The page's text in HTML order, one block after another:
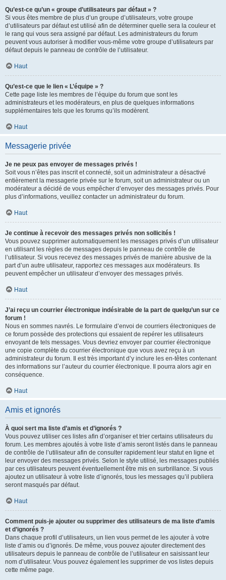
Qu’est-ce qu’un « groupe d’utilisateurs par défaut » ?
Si vous êtes membre de plus d’un groupe d’utilisateurs, votre groupe
d’utilisateurs par défaut est utilisé afin de déterminer quelle sera la couleur et
le rang qui vous sera assigné par défaut. Les administrateurs du forum
peuvent vous autoriser à modifier vous-même votre groupe d’utilisateurs par
défaut depuis le panneau de contrôle de l’utilisateur.
Haut
Qu’est-ce que le lien « L’équipe » ?
Cette page liste les membres de l’équipe du forum que sont les
administrateurs et les modérateurs, en plus de quelques informations
supplémentaires tels que les forums qu’ils modèrent.
Haut
Messagerie privée
Je ne peux pas envoyer de messages privés !
Soit vous n’êtes pas inscrit et connecté, soit un administrateur a désactivé
entièrement la messagerie privée sur le forum, soit un administrateur ou un
modérateur a décidé de vous empêcher d’envoyer des messages privés. Pour
plus d’informations, veuillez contacter un administrateur du forum.
Haut
Je continue à recevoir des messages privés non sollicités !
Vous pouvez supprimer automatiquement les messages privés d’un utilisateur
en utilisant les règles de messages depuis le panneau de contrôle de
l’utilisateur. Si vous recevez des messages privés de manière abusive de la
part d’un autre utilisateur, rapportez ces messages aux modérateurs. Ils
peuvent empêcher un utilisateur d’envoyer des messages privés.
Haut
J’ai reçu un courrier électronique indésirable de la part de quelqu’un sur ce
forum !
Nous en sommes navrés. Le formulaire d’envoi de courriers électroniques de
ce forum possède des protections qui essaient de repérer les utilisateurs
envoyant de tels messages. Vous devriez envoyer par courrier électronique
une copie complète du courrier électronique que vous avez reçu à un
administrateur du forum. Il est très important d’y inclure les en-têtes contenant
des informations sur l’auteur du courrier électronique. Il pourra alors agir en
conséquence.
Haut
Amis et ignorés
À quoi sert ma liste d’amis et d’ignorés ?
Vous pouvez utiliser ces listes afin d’organiser et trier certains utilisateurs du
forum. Les membres ajoutés à votre liste d’amis seront listés dans le panneau
de contrôle de l’utilisateur afin de consulter rapidement leur statut en ligne et
leur envoyer des messages privés. Selon le style utilisé, les messages publiés
par ces utilisateurs peuvent éventuellement être mis en surbrillance. Si vous
ajoutez un utilisateur à votre liste d’ignorés, tous les messages qu’il publiera
seront masqués par défaut.
Haut
Comment puis-je ajouter ou supprimer des utilisateurs de ma liste d’amis
et d’ignorés ?
Dans chaque profil d’utilisateurs, un lien vous permet de les ajouter à votre
liste d’amis ou d’ignorés. De même, vous pouvez ajouter directement des
utilisateurs depuis le panneau de contrôle de l’utilisateur en saisissant leur
nom d’utilisateur. Vous pouvez également les supprimer de vos listes depuis
cette même page.